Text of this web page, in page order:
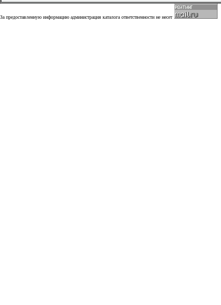
За предоставленную информацию администрация каталога ответственности не несет